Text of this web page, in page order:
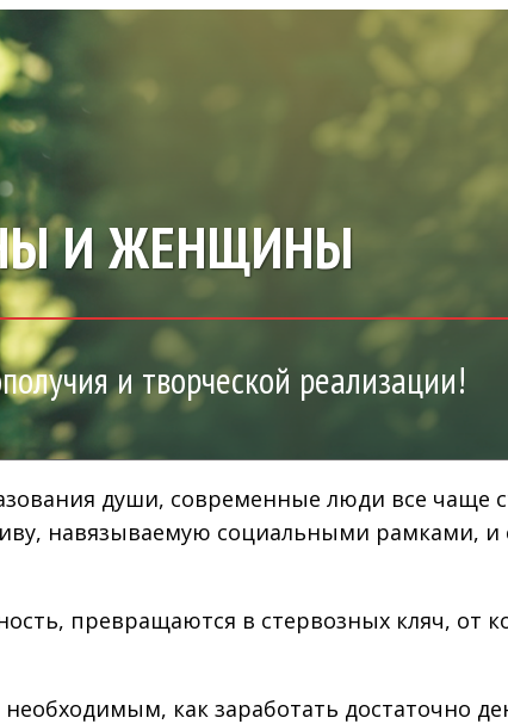
И ЖЕНЩИНЫ
и творческой реализации!
души, современные люди все чаще
навязываемую социальными рамками, и
превращаются в стервозных кляч, от
как заработать достаточно